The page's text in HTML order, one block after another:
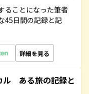
ることになった筆者
45日間の記録と記
詳細を見る
ル ある旅の記録と